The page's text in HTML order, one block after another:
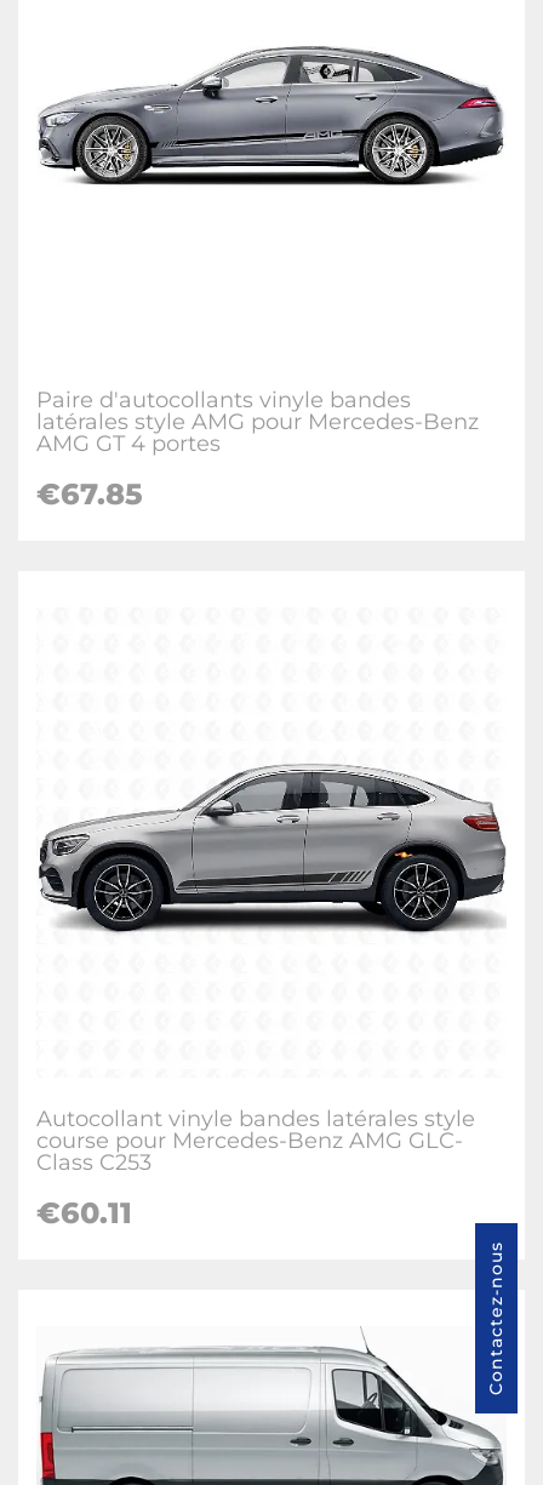
Paire d'autocollants vinyle bandes
latérales style AMG pour Mercedes-Benz
AMG GT 4 portes
€67.85
Autocollant vinyle bandes latérales style
course pour Mercedes-Benz AMG GLC-
Class C253
€60.11
Contactez-nous